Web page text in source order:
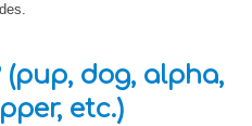
dog, alpha,
etc.)